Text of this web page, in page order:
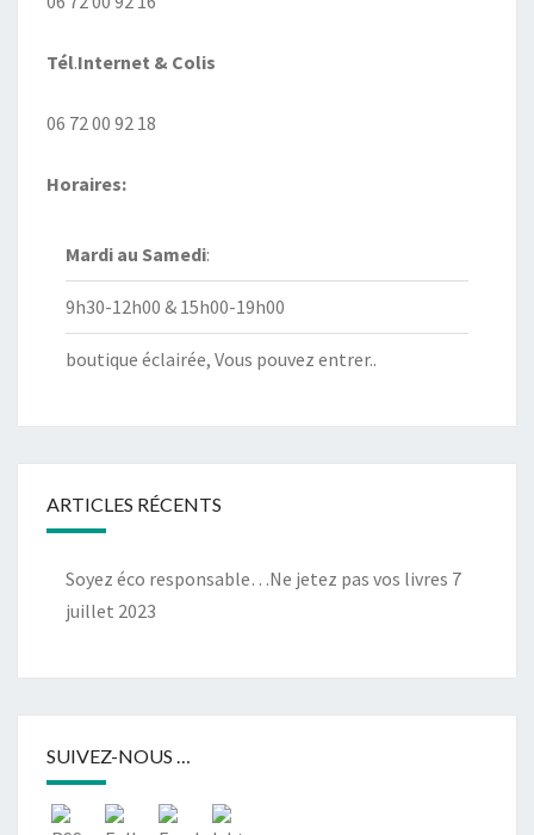
Tél.Internet & Colis
06 72 00 92 18
Horaires:
Mardi au Samedi:
9h30-12h00 & 15h00-19h00
boutique éclairée, Vous pouvez entrer..
ARTICLES RÉCENTS
Soyez éco responsable…Ne jetez pas vos livres 7
juillet 2023
SUIVEZ-NOUS …